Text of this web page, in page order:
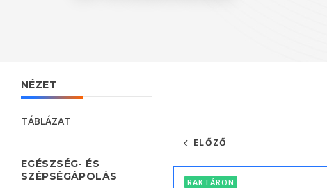
NÉZET
TÁBLÁZAT
EGÉSZSÉG- ÉS
SZÉPSÉGÁPOLÁS
ELŐZŐ
RAKTÁRON